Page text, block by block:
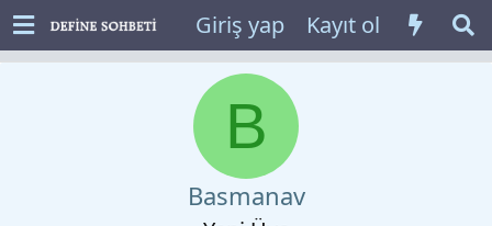
Giriş yap Kayıt ol
B
Basmanav